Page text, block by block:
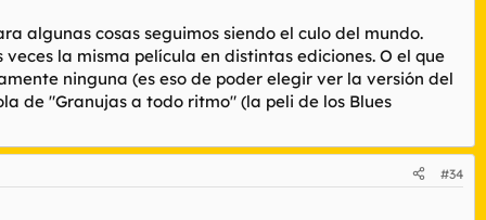
algunas cosas seguimos siendo el culo del mundo.
la misma película en distintas ediciones. O el que
ninguna (es eso de poder elegir ver la versión del
de "Granujas a todo ritmo" (la peli de los Blues
#34